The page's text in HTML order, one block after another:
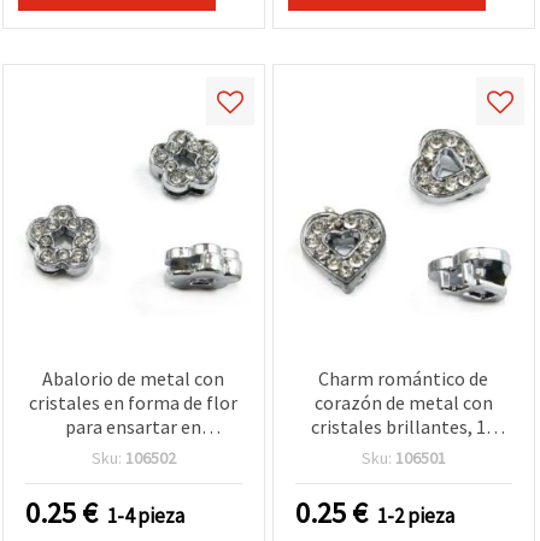
Abalorio de metal con
cristales en forma de flor
para ensartar en
bisutería, 10 mm, agujero:
Sku: 106502
0.25€ 1-4 pieza
Charm romántico de
corazón de metal con
cristales brillantes, 10
mm, agujero de 8 mm –
Sku: 106501
0.25€ 1-2 pieza